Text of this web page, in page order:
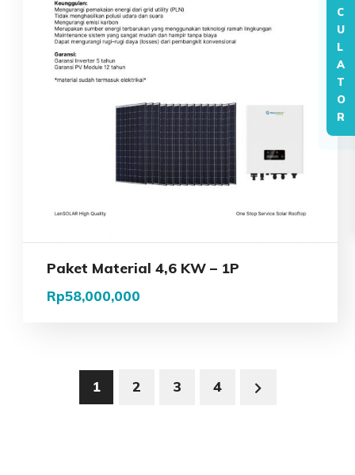
Paket Material 4,6 KW – 1P
Rp58,000,000
1 2 3 4
C
U
L
A
T
O
R